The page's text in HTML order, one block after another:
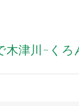
津川~くろ